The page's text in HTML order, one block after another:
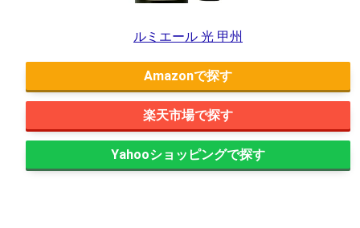
ルミエール 光 甲州
Amazon
楽天市場
Yahooショッピング